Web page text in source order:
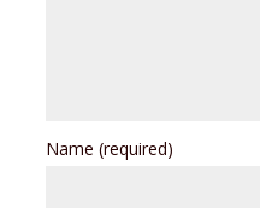
Name(required)